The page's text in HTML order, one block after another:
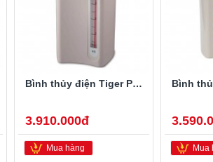
Bình thủy điện Tiger PDR-S40W 4 lít
3.910.000đ
Mua hàng Mua